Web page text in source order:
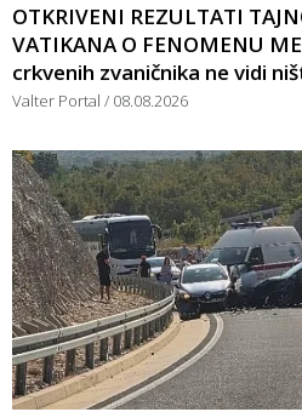
OTKRIVENI REZULTATI
VATIKANA O FENOMENU
crkvenih zvaničnika ne vidi
Valter Portal 08.08.2026